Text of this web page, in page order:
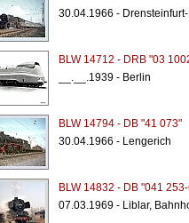
30.04.1966 -
BLW 14712 - DRB "03
__.__.1939 - Berlin
BLW 14794 - DB "41 073"
30.04.1966 - Lengerich
BLW 14832 - DB "041
07.03.1969 - Liblar,